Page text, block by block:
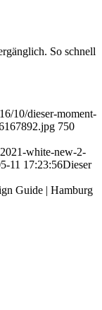
So schnell
10/dieser-moment-
750
white-new-2-
11 17:23:56Dieser
Guide | Hamburg